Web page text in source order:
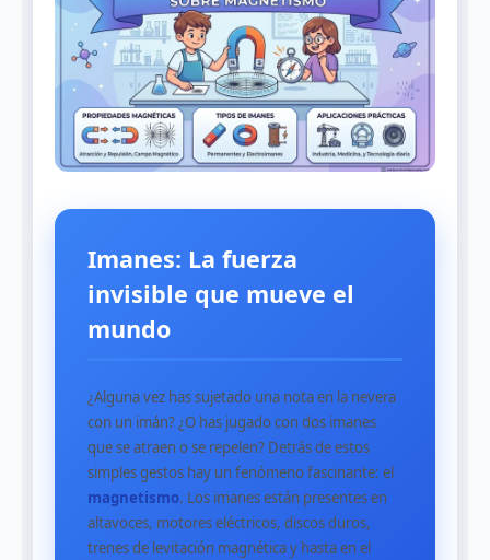
Imanes: La fuerza
invisible que mueve el
mundo
¿Alguna vez has sujetado una nota en la nevera
con un imán? ¿O has jugado con dos imanes
que se atraen o se repelen? Detrás de estos
simples gestos hay un fenómeno fascinante: el
magnetismo. Los imanes están presentes en
altavoces, motores eléctricos, discos duros,
trenes de levitación magnética y hasta en el